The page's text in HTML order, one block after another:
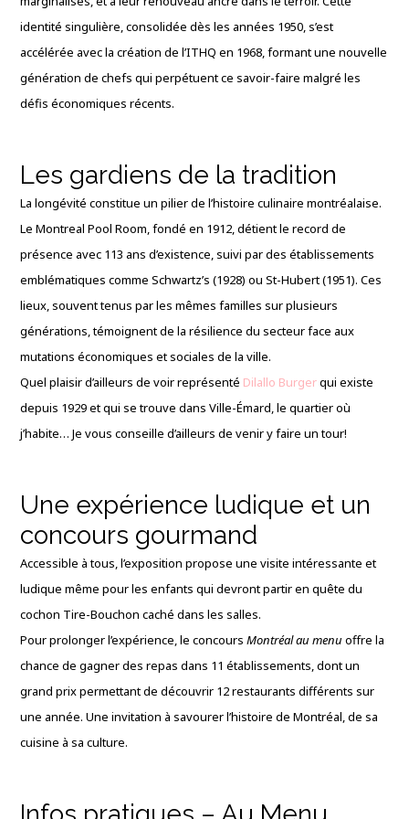
identité singulière, consolidée dès les années 1950, s’est
accélérée avec la création de l’ITHQ en 1968, formant une nouvelle
génération de chefs qui perpétuent ce savoir-faire malgré les
défis économiques récents.
Les gardiens de la tradition
La longévité constitue un pilier de l’histoire culinaire montréalaise.
Le Montreal Pool Room, fondé en 1912, détient le record de
présence avec 113 ans d’existence, suivi par des établissements
emblématiques comme Schwartz’s (1928) ou St-Hubert (1951). Ces
lieux, souvent tenus par les mêmes familles sur plusieurs
générations, témoignent de la résilience du secteur face aux
mutations économiques et sociales de la ville.
Quel plaisir d’ailleurs de voir représenté Dilallo Burgerqui existe
depuis 1929 et qui se trouve dans Ville-Émard, le quartier où
j’habite… Je vous conseille d’ailleurs de venir y faire un tour!
Une expérience ludique et un
concours gourmand
Accessible à tous, l’exposition propose une visite intéressante et
ludique même pour les enfants qui devront partir en quête du
cochon Tire-Bouchon caché dans les salles.
Pour prolonger l’expérience, le concoursMontréal au menu offre la
chance de gagner des repas dans 11 établissements, dont un
grand prix permettant de découvrir 12 restaurants différents sur
une année. Une invitation à savourer l’histoire de Montréal, de sa
cuisine à sa culture.